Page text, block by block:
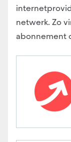
netwerk. Zo
abonnement